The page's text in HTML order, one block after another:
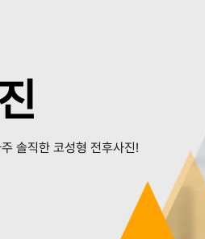
솔직한 코성형 전후사진!